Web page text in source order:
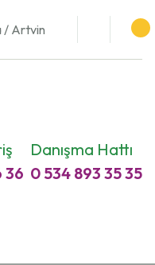
/ Artvin
36
Danışma Hattı
0 534 893 35 35